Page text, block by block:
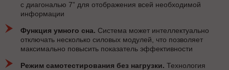
с диагональю 7” для отображения всей необходимой
информации
Функция умного сна. Система может интеллектуально
отключать несколько силовых модулей, что позволяет
максимально повысить показатель эффективности
Режим самотестирования без нагрузки. Технология